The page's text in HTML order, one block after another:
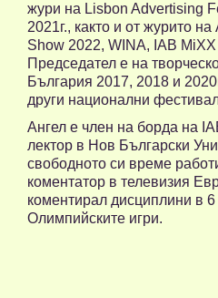
жури на Lisbon Advertising
2021г., както и от журито
Show 2022, WINA, IAB
Председател е на
България 2017, 2018 и
други национални
Ангел е член на борда на
лектор в Нов Български
свободното си време
коментатор в телевизия
коментирал дисциплини в
Олимпийските игри.